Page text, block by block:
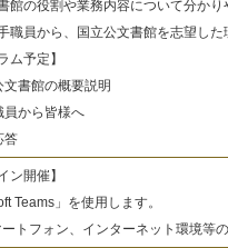
館の役割や業務内容について分か
職員から、国立公文書館を志望し
ム予定】
書館の概要説明
から皆様へ
答
ン開催】
Teams」を使用します。
ートフォン、インターネット環境等